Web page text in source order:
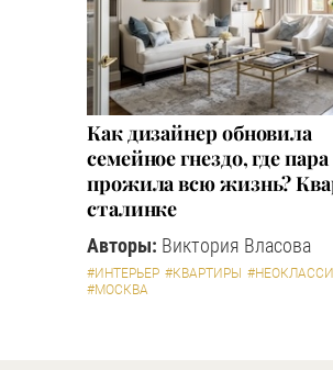
Как дизайнер обновила
семейное гнездо, где пара
прожила всю жизнь?
сталинке
Авторы: Виктория Власова
#ИНТЕРЬЕР #КВАРТИРЫ
#МОСКВА